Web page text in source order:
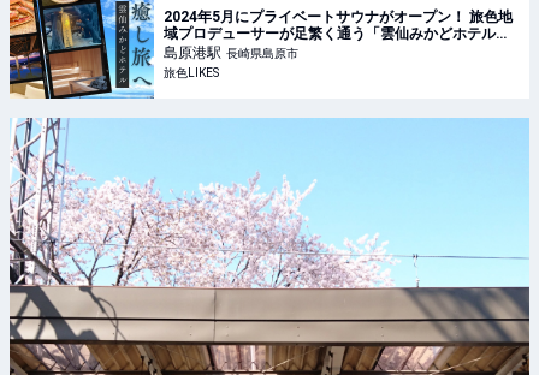
2024年5月にプライベートサウナがオープン！ 旅色地
域プロデューサーが足繁く通う「雲仙みかどホテル」
で、骨抜きになる癒し旅へ【長崎】｜旅色LIKES
島原港駅 長崎県島原市
旅色LIKES